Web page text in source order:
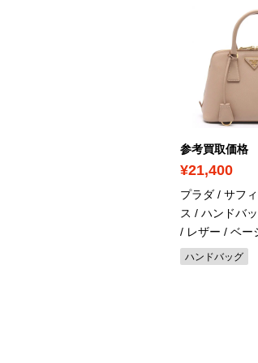
参考買取価格
¥21,400
プラダ / サフ
ス / ハンドバ
/ レザー / ベー
ハンドバッグ